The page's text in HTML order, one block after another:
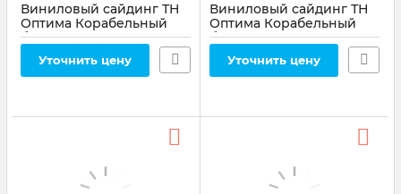
Виниловый сайдинг ТН
Оптима Корабельный
брус, Жасмин
Артикул:
Уточнить цену
Виниловый сайдинг ТН
Оптима Корабельный
брус, Акация
Артикул:
Уточнить цену